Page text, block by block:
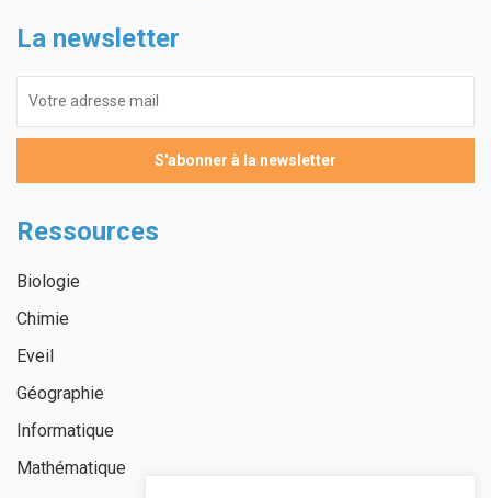
La newsletter
Ressources
Biologie
Chimie
Eveil
Géographie
Informatique
Mathématique